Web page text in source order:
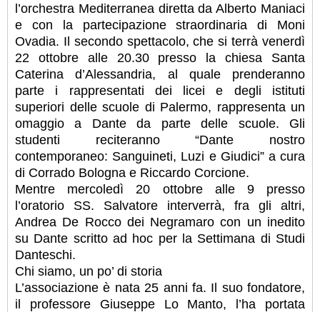
l’orchestra Mediterranea diretta da Alberto Maniaci
e con la partecipazione straordinaria di Moni
Ovadia. Il secondo spettacolo, che si terrà venerdì
22 ottobre alle 20.30 presso la chiesa Santa
Caterina d’Alessandria, al quale prenderanno
parte i rappresentati dei licei e degli istituti
superiori delle scuole di Palermo, rappresenta un
omaggio a Dante da parte delle scuole. Gli
studenti reciteranno “Dante nostro
contemporaneo: Sanguineti, Luzi e Giudici” a cura
di Corrado Bologna e Riccardo Corcione.
Mentre mercoledì 20 ottobre alle 9 presso
l’oratorio SS. Salvatore interverrà, fra gli altri,
Andrea De Rocco dei Negramaro con un inedito
su Dante scritto ad hoc per la Settimana di Studi
Danteschi.
Chi siamo, un po’ di storia
L’associazione è nata 25 anni fa. Il suo fondatore,
il professore Giuseppe Lo Manto, l’ha portata